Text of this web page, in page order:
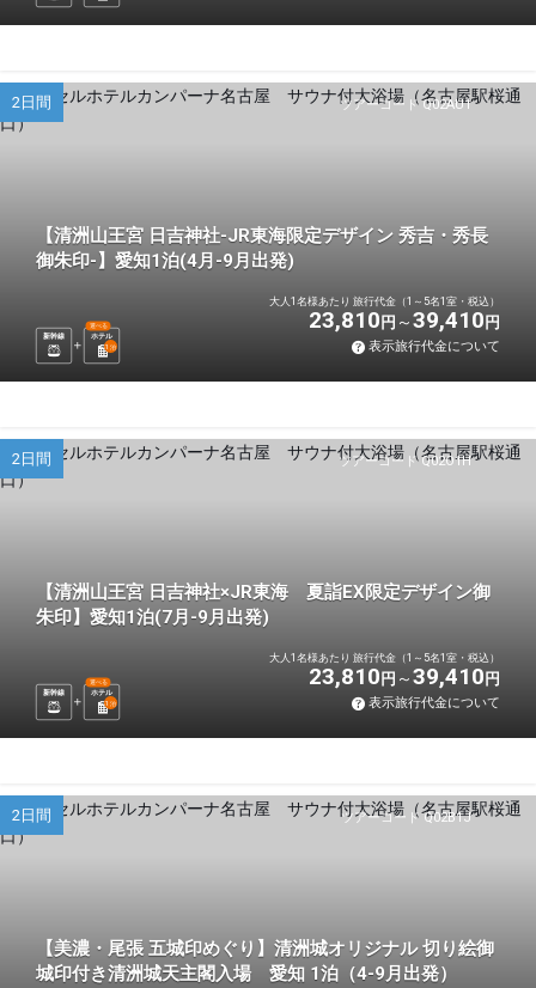
ツアーコード Q02AU1
2日間
【清洲山王宮 日吉神社-JR東海限定デザイン 秀吉・秀長
御朱印-】愛知1泊(4月-9月出発)
新幹線 ホテル
選べる
1 泊
大人1名様あたり 旅行代金（1～5名1室・税込）
23,810 円 39,410 円
表示旅行代金について
ツアーコード Q02O1H
2日間
【清洲山王宮 日吉神社×JR東海 夏詣EX限定デザイン御
朱印】愛知1泊(7月-9月出発)
新幹線 ホテル
選べる
1 泊
大人1名様あたり 旅行代金（1～5名1室・税込）
23,810 円 39,410 円
表示旅行代金について
ツアーコード Q02B1J
2日間
【美濃・尾張 五城印めぐり】清洲城オリジナル 切り絵御
城印付き清洲城天主閣入場 愛知 1泊（4-9月出発）